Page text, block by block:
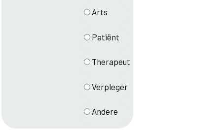
Arts
Patiënt
Therapeut
Verpleger
Andere